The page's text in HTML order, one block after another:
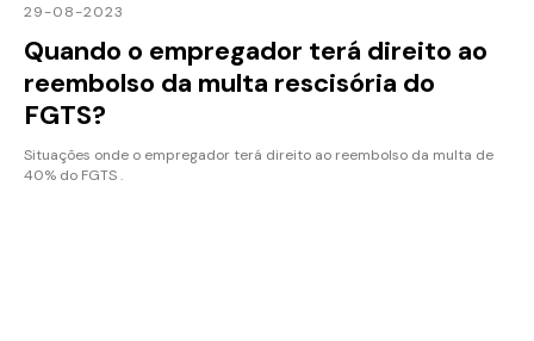
29-08-2023
Quando o empregador terá direito ao
reembolso da multa rescisória do
FGTS?
Situações onde o empregador terá direito ao reembolso da multa de
40% do FGTS .